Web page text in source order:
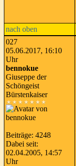
nach oben
027
05.06.2017, 16:10
Uhr
bennokue
Giuseppe der
Schöngeist
Bürstenkaiser
Beiträge: 4248
Dabei seit:
02.04.2005, 14:57
Uhr